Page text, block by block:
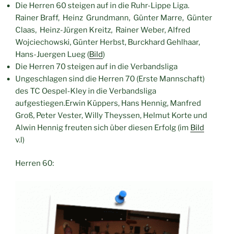
Die Herren 60 steigen auf in die Ruhr-Lippe Liga.
Rainer Braff, Heinz Grundmann, Günter Marre, Günter
Claas, Heinz-Jürgen Kreitz, Rainer Weber, Alfred
Wojciechowski, Günter Herbst, Burckhard Gehlhaar,
Hans-Juergen Lueg (Bild)
Die Herren 70 steigen auf in die Verbandsliga
Ungeschlagen sind die Herren 70 (Erste Mannschaft)
des TC Oespel-Kley in die Verbandsliga
aufgestiegen.Erwin Küppers, Hans Hennig, Manfred
Groß, Peter Vester, Willy Theyssen, Helmut Korte und
Alwin Hennig freuten sich über diesen Erfolg (im Bild
v.l)
Herren 60: